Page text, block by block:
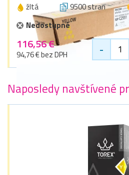
žltá 9500 stran
Nedostupné
116,56 €
94,76 € bez DPH -
Naposledy navštívené